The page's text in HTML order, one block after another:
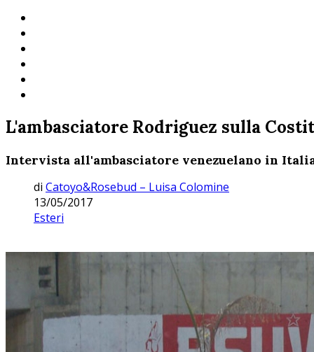
L'ambasciatore Rodriguez sulla
Intervista all'ambasciatore venezuelano in
di Catoyo&Rosebud – Luisa Colomine
13/05/2017
Esteri